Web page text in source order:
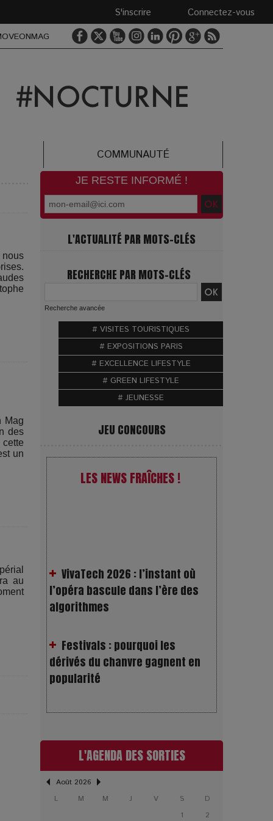
Connectez-vous
S'inscrire
COMMUNAUTÉ
Mag
des
un
au
JE RESTE INFORMÉ !
L'ACTUALITÉ PAR MOTS-CLÉS
RECHERCHE PAR MOTS-CLÉS
Recherche avancée
# VISITES TOURISTIQUES
# EXPOSITIONS PARIS
# EXCELLENCE LIFESTYLE
# GREEN LIFESTYLE
# JEUNESSE
JEU CONCOURS
LES NEWS FRAÎCHES !
algorithmes
Festivals : pourquoi les
popularité
Les Rayons et les Ombres :
?
Gourou : quand le business du
bonheur devient un thriller
LOL 2.0 : aimer, grandir et se
L'AGENDA DES SORTIES
Août 2026
L
M M J V S
D
1
2